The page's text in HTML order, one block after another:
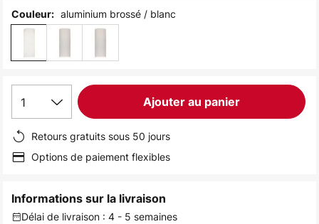
Couleur: aluminium brossé / blanc
1 Ajouter au panier
Retours gratuits sous 50 jours
Options de paiement flexibles
Informations sur la livraison
Délai de livraison : 4 - 5 semaines